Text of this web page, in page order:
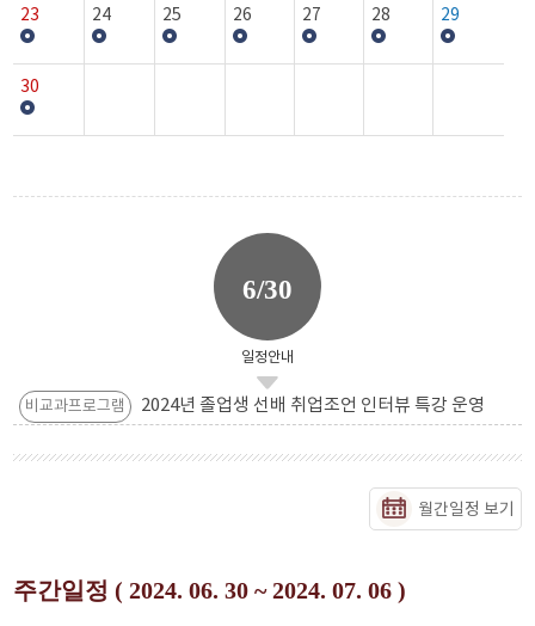
23 24 25 26 27 28 29
30
6/30
일정안내
비교과프로그램 2024년 졸업생 선배 취업조언 인터뷰 특강 운영
월간일정 보기
주간일정 ( 2024. 06. 30 ~ 2024. 07. 06 )